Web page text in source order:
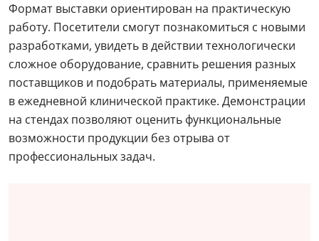
Формат выставки ориентирован на практическую
работу. Посетители смогут познакомиться с новыми
разработками, увидеть в действии технологически
сложное оборудование, сравнить решения разных
поставщиков и подобрать материалы, применяемые
в ежедневной клинической практике. Демонстрации
на стендах позволяют оценить функциональные
возможности продукции без отрыва от
профессиональных задач.